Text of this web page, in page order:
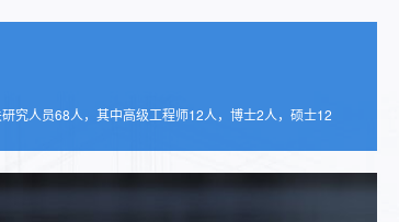
究人员68人，其中高级工程师12人，博士2人，硕士12